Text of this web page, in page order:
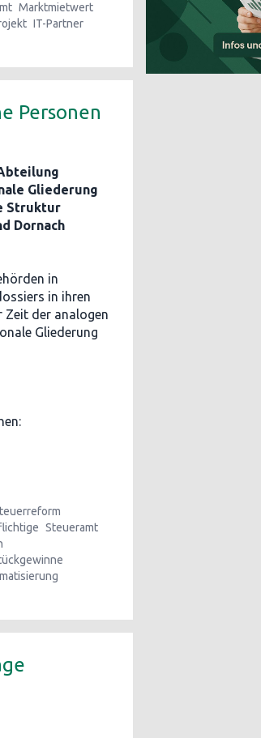
Marktmietwert
IT-Partner
Personen
Gliederung
Struktur
Dornach
in
in ihren
Zeit der analogen
Gliederung
Steueramt